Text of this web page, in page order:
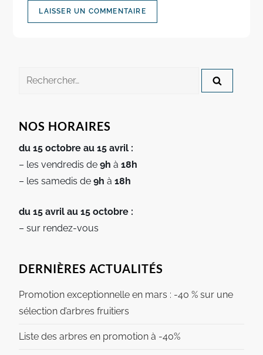
Rechercher :
NOS HORAIRES
du 15 octobre au 15 avril :
– les vendredis de9h à18h
– les samedis de9h à18h
du 15 avril au 15 octobre :
– sur rendez-vous
DERNIÈRES ACTUALITÉS
Promotion exceptionnelle en mars : -40 % sur une
sélection d’arbres fruitiers
Liste des arbres en promotion à -40%